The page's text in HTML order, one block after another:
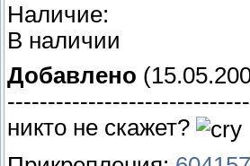
Наличие:
В наличии
Добавлено
никто не скажет?